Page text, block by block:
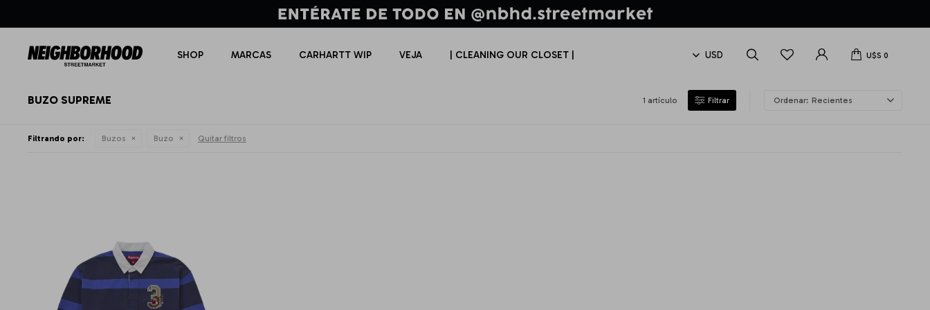
SHOP MARCAS CARHARTT WIP VEJA | CLEANING OUR CLOSET | U$S 0
BUZO SUPREME 1 artículo Recientes
Filtrando por: Buzos Buzo Quitar filtros